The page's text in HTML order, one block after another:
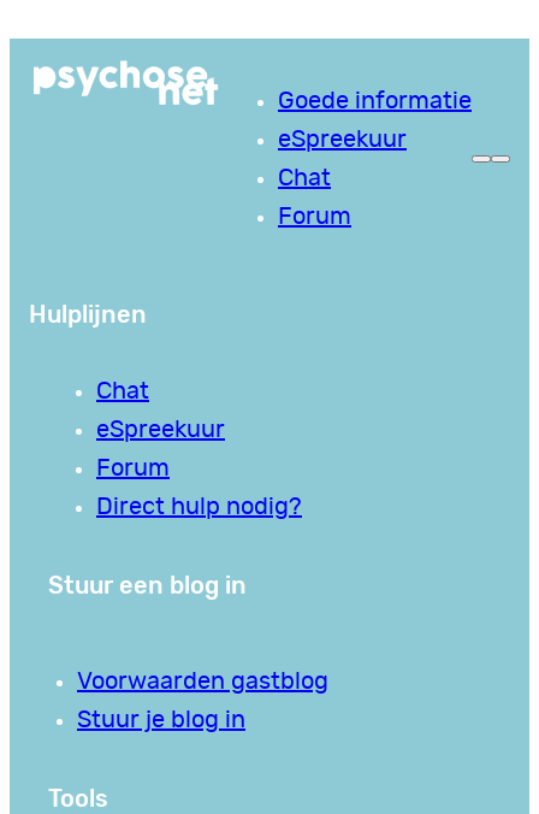
naar
Goede informatie
eSpreekuur
Chat
Forum
Hulplijnen
Chat
eSpreekuur
Forum
Direct hulp nodig?
Stuur een blog in
Voorwaarden gastblog
Stuur je blog in
Tools